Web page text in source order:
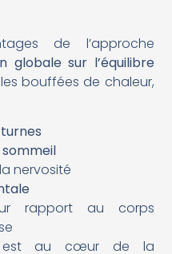
de l’approche
globale sur l’équilibre
bouffées de chaleur,
nervosité
rapport au corps
est au cœur de la